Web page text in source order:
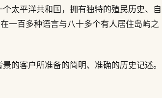
太平洋共和国，拥有独特的殖民历史、自
一百多种语言与八十多个有人居住岛屿之
的客户所准备的简明、准确的历史记述。